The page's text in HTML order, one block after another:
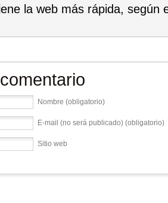
la web más rápida, según
Nombre (obligatorio)
E-mail (no será publicado) (obligatorio)
Sitio web